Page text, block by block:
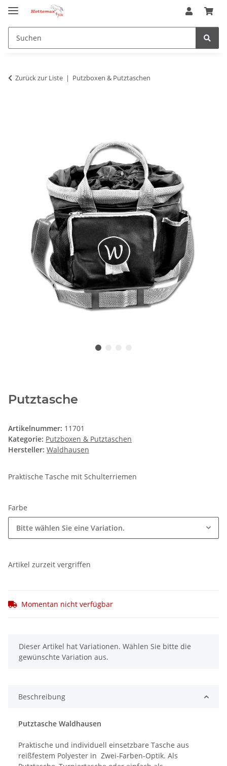
Zurück zur Liste Putzboxen & Putztaschen
Putztasche
Artikelnummer: 11701
Kategorie: Putzboxen & Putztaschen
Hersteller: Waldhausen
Praktische Tasche mit Schulterriemen
Farbe
Bitte wählen Sie eine Variation.
Artikel zurzeit vergriffen
Momentan nicht verfügbar
x
Dieser Artikel hat Variationen. Wählen Sie bitte die
gewünschte Variation aus.
Beschreibung
Putztasche Waldhausen
Praktische und individuell einsetzbare Tasche aus
reißfestem Polyester in Zwei-Farben-Optik. Als